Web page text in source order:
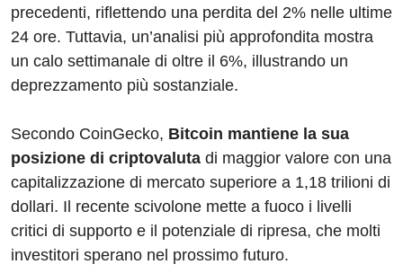
precedenti, riflettendo una perdita del 2% nelle ultime
24 ore. Tuttavia, un’analisi più approfondita mostra
un calo settimanale di oltre il 6%, illustrando un
deprezzamento più sostanziale.
Secondo CoinGecko, Bitcoin mantiene la sua
posizione di criptovaluta di maggior valore con una
capitalizzazione di mercato superiore a 1,18 trilioni di
dollari. Il recente scivolone mette a fuoco i livelli
critici di supporto e il potenziale di ripresa, che molti
investitori sperano nel prossimo futuro.